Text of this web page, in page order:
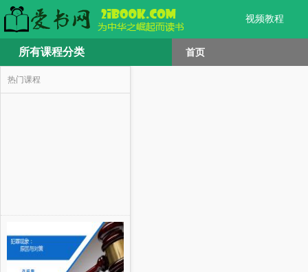
视频教程
所有课程分类 首页
热门课程